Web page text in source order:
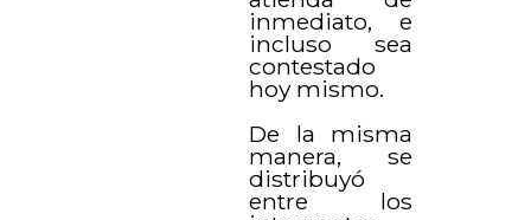
inmediato, e
incluso sea
contestado
hoy mismo.
De la misma
manera, se
distribuyó
entre los